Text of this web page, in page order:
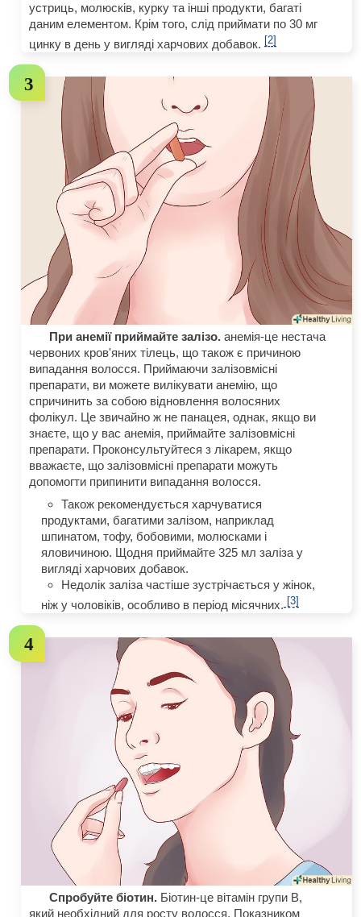
устриць, молюсків, курку та інші продукти, багаті
даним елементом. Крім того, слід приймати по 30 мг
цинку в день у вигляді харчових добавок. [2]
При анемії приймайте залізо. анемія-це нестача
червоних кров'яних тілець, що також є причиною
випадання волосся. Приймаючи залізовмісні
препарати, ви можете вилікувати анемію, що
спричинить за собою відновлення волосяних
фолікул. Це звичайно ж не панацея, однак, якщо ви
знаєте, що у вас анемія, приймайте залізовмісні
препарати. Проконсультуйтеся з лікарем, якщо
вважаєте, що залізовмісні препарати можуть
допомогти припинити випадання волосся.
Також рекомендується харчуватися
продуктами, багатими залізом, наприклад
шпинатом, тофу, бобовими, молюсками і
яловичиною. Щодня приймайте 325 мл заліза у
вигляді харчових добавок.
Недолік заліза частіше зустрічається у жінок,
ніж у чоловіків, особливо в період місячних. [3]
Спробуйте біотин. Біотин-це вітамін групи B,
який необхідний для росту волосся. Показником